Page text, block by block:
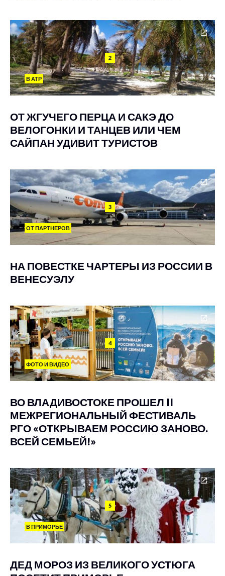
2
В АТР
ОТ ЖГУЧЕГО ПЕРЦА И САКЭ ДО
ВЕЛОГОНКИ И ТАНЦЕВ ИЛИ ЧЕМ
САЙПАН УДИВИТ ТУРИСТОВ
3
ОТ ПАРТНЕРОВ
НА ПОВЕСТКЕ ЧАРТЕРЫ ИЗ РОССИИ В
ВЕНЕСУЭЛУ
4
ФОТО И ВИДЕО
ВО ВЛАДИВОСТОКЕ ПРОШЕЛ II
МЕЖРЕГИОНАЛЬНЫЙ ФЕСТИВАЛЬ
РГО «ОТКРЫВАЕМ РОССИЮ ЗАНОВО.
ВСЕЙ СЕМЬЕЙ!»
5
В ПРИМОРЬЕ
ДЕД МОРОЗ ИЗ ВЕЛИКОГО УСТЮГА